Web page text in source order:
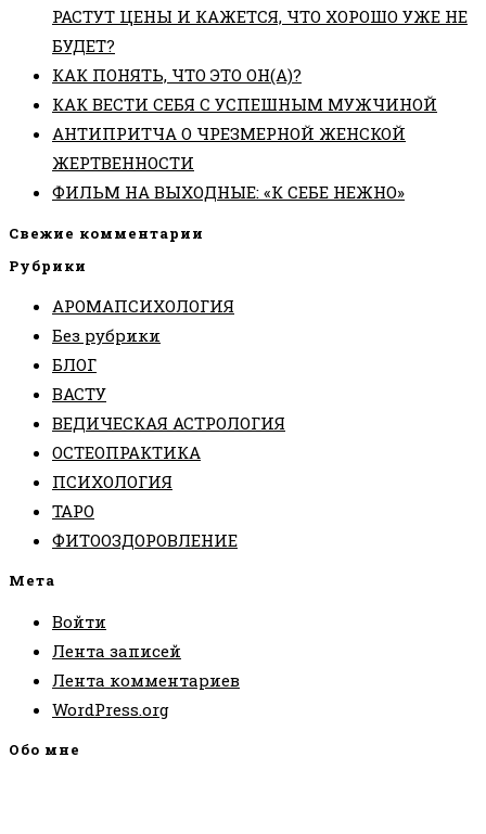
РАСТУТ ЦЕНЫ И КАЖЕТСЯ, ЧТО ХОРОШО УЖЕ НЕ
БУДЕТ?
КАК ПОНЯТЬ, ЧТО ЭТО ОН(А)?
КАК ВЕСТИ СЕБЯ С УСПЕШНЫМ МУЖЧИНОЙ
АНТИПРИТЧА О ЧРЕЗМЕРНОЙ ЖЕНСКОЙ
ЖЕРТВЕННОСТИ
ФИЛЬМ НА ВЫХОДНЫЕ: «К СЕБЕ НЕЖНО»
Свежие комментарии
Рубрики
АРОМАПСИХОЛОГИЯ
Без рубрики
БЛОГ
ВАСТУ
ВЕДИЧЕСКАЯ АСТРОЛОГИЯ
ОСТЕОПРАКТИКА
ПСИХОЛОГИЯ
ТАРО
ФИТООЗДОРОВЛЕНИЕ
Мета
Войти
Лента записей
Лента комментариев
WordPress.org
Обо мне